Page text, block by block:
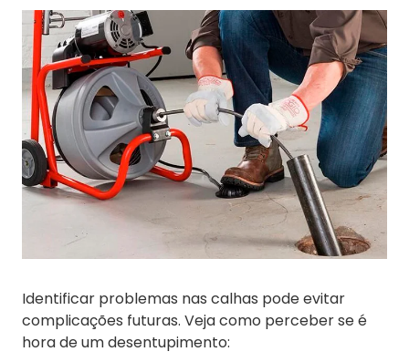
Identificar problemas nas calhas pode evitar
complicações futuras. Veja como perceber se é
hora de um desentupimento: